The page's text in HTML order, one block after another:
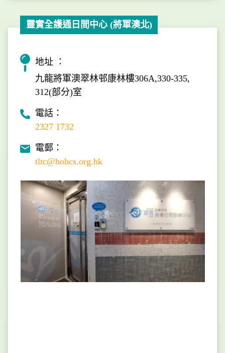
靈實全護通日間中心 (將軍澳北)
地址 ：
九龍將軍澳翠林邨康林樓306A,330-335,
312(部分)室
電話：
2327 1732
電郵：
tltc@hohcs.org.hk